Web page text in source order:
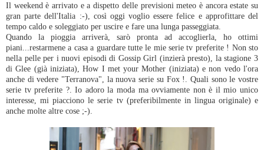
Il weekend è arrivato e a dispetto delle previsioni meteo è ancora estate su
gran parte dell'Italia :-), così oggi voglio essere felice e approfittare del
tempo caldo e soleggiato per uscire e fare una lunga passeggiata.
Quando la pioggia arriverà, sarò pronta ad accoglierla, ho ottimi
piani...restarmene a casa a guardare tutte le mie serie tv preferite ! Non sto
nella pelle per i nuovi episodi di Gossip Girl (inzierà presto), la stagione 3
di Glee (già iniziata), How I met your Mother (iniziata) e non vedo l'ora
anche di vedere "Terranova", la nuova serie su Fox !. Quali sono le vostre
serie tv preferite ?. Io adoro la moda ma ovviamente non è il mio unico
interesse, mi piacciono le serie tv (preferibilmente in lingua originale) e
anche molte altre cose ;-).